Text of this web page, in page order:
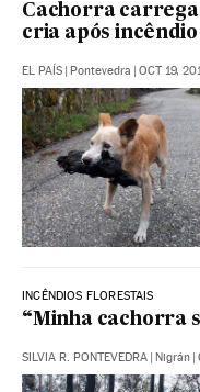
Cachorra
cria após incêndio
EL PAÍS | Pontevedra | OCT 19,
INCÊNDIOS FLORESTAIS
“Minha cachorra
SILVIA R. PONTEVEDRA | Nigrán |